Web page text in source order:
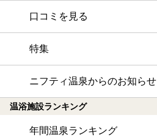
口コミを見る
特集
ニフティ温泉からのお知らせ
温浴施設ランキング
年間温泉ランキング